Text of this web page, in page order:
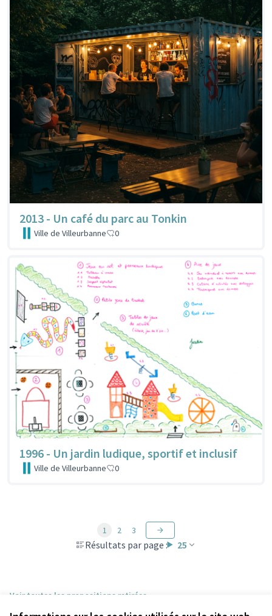
2013 - Un café du parc au Tonkin
Ville de Villeurbanne 0
1996 - Un jardin ludique, sportif et inclusif
Ville de Villeurbanne 0
Résultats par page : 25
1 2 3
Voir toutes les propositions retirées